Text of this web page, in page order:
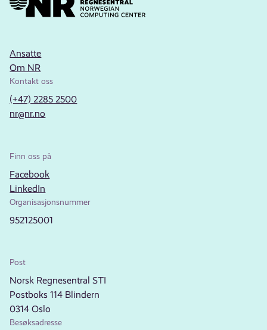
Ansatte
Om NR
Kontakt oss
(+47) 2285 2500
nr@nr.no
Finn oss på
Facebook
LinkedIn
Organisasjonsnummer
952125001
Post
Norsk Regnesentral STI
Postboks 114 Blindern
0314 Oslo
Besøksadresse